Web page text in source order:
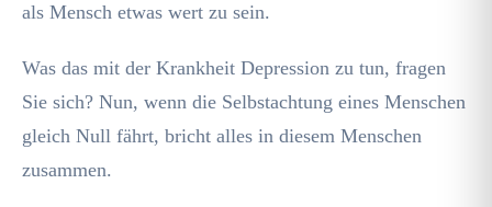
als Mensch etwas wert zu sein.
Was das mit der Krankheit Depression zu tun, fragen
Sie sich? Nun, wenn die Selbstachtung eines Menschen
gleich Null fährt, bricht alles in diesem Menschen
zusammen.